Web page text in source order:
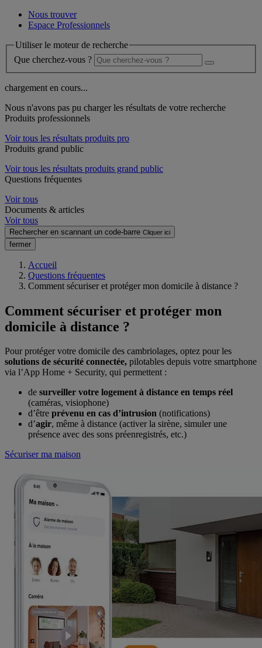
Nous trouver
Espace Professionnels
Utiliser le moteur de recherche
Que cherchez-vous ?
chargement en cours...
Nous n'avons pas pu charger les résultats de votre recherche
Produits professionnels
Voir tous les résultats produits pro
Produits grand public
Voir tous les résultats produits grand public
Questions fréquentes
Voir tous
Documents & articles
Voir tous
Rechercher en scannant un code-barre Cliquer ici
fermer
Accueil
Questions fréquentes
Comment sécuriser et protéger mon domicile à distance ?
Comment sécuriser et protéger mon
domicile à distance ?
Pour protéger votre domicile des cambriolages, optez pour les
solutions de sécurité connectée, pilotables depuis votre smartphone
via l’App Home + Security, qui permettent :
de surveiller votre logement à distance en temps réel
(caméras, visiophone)
d’être prévenu en cas d’intrusion (notifications)
d’agir, même à distance (activer la sirène, simuler une
présence avec des sons préenregistrés, etc.)
Sécuriser ma maison